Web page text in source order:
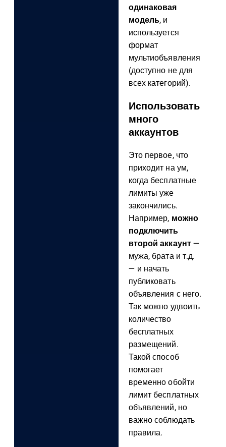
одинаковая
модель, и
используется
формат
мультиобъявления
(доступно не для
всех категорий).
Использовать
много
аккаунтов
Это первое, что
приходит на ум,
когда бесплатные
лимиты уже
закончились.
Например, можно
подключить
второй аккаунт—
мужа, брата и т.д.
— и начать
публиковать
объявления с него.
Так можно удвоить
количество
бесплатных
размещений.
Такой способ
помогает
временно обойти
лимит бесплатных
объявлений, но
важно соблюдать
правила.